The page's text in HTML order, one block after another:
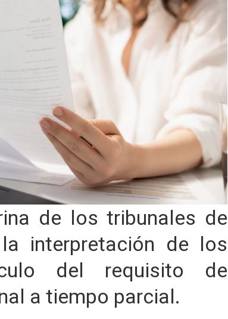
de los tribunales de
interpretación de los
del requisito de
a tiempo parcial.